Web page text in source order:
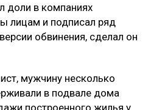
доли в компаниях
лицам и подписал ряд
обвинения, сделал он
мужчину несколько
в подвале дома
построенного жилья у